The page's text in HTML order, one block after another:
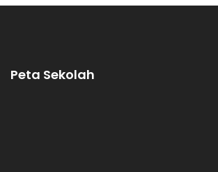
Peta Sekolah